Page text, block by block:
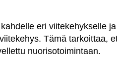
eri viitekehykselle
Tämä tarkoittaa,
nuorisotoimintaan.